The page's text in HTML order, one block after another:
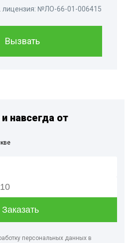
лицензия: №ЛО-66-01-006415
Вызвать
навсегда от
персональных данных в